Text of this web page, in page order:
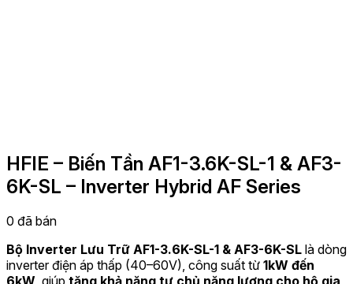
HFIE – Biến Tần AF1-3.6K-SL-1 & AF3-
6K-SL – Inverter Hybrid AF Series
0 đã bán
Bộ Inverter Lưu Trữ AF1-3.6K-SL-1 & AF3-6K-SL là dòng
inverter điện áp thấp (40–60V), công suất từ 1kW đến